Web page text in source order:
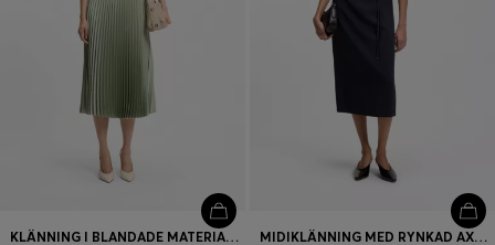
KLÄNNING I BLANDADE MATERIAL MED PLISSERAD KJOL MIDIKLÄNNING MED RYNKAD AXELDETALJ